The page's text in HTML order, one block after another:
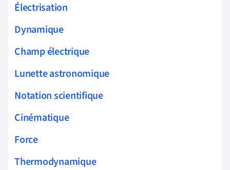
Électrisation
Dynamique
Champ électrique
Lunette astronomique
Notation scientifique
Cinématique
Force
Thermodynamique